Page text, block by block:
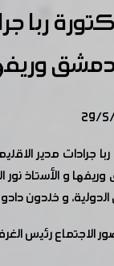
ربا
ربا جرادات مدير
و الأستاذ
و خلدون
الاجتماع رئيس